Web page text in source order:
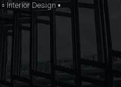
▫️ Interior Design ▪️